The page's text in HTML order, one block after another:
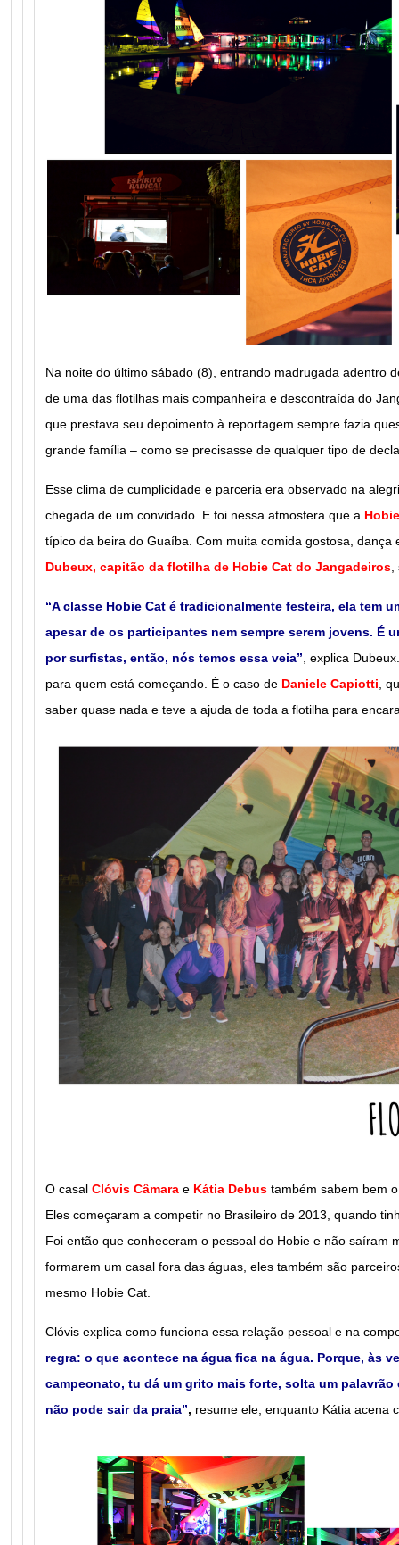
Na noite do último sábado (8), entrando madrugada adentro
de uma das flotilhas mais companheira e descontraída do
que prestava seu depoimento à reportagem sempre fazia
grande família – como se precisasse de qualquer tipo de
Esse clima de cumplicidade e parceria era observado na
chegada de um convidado. E foi nessa atmosfera que a
típico da beira do Guaíba. Com muita comida gostosa, dança
Dubeux, capitão da flotilha de Hobie Cat do Jangadeiros
“A classe Hobie Cat é tradicionalmente festeira, ela tem
apesar de os participantes nem sempre serem jovens. É
por surfistas, então, nós temos essa veia” , explica
para quem está começando. É o caso de Daniele Capiotti ,
saber quase nada e teve a ajuda de toda a flotilha para
O casal Clóvis Câmara e Kátia Debus também sabem bem
Eles começaram a competir no Brasileiro de 2013, quando
Foi então que conheceram o pessoal do Hobie e não saíram
formarem um casal fora das águas, eles também são
mesmo Hobie Cat.
Clóvis explica como funciona essa relação pessoal e na
regra: o que acontece na água fica na água. Porque, às
campeonato, tu dá um grito mais forte, solta um palavrão
não pode sair da praia”, resume ele, enquanto Kátia acena